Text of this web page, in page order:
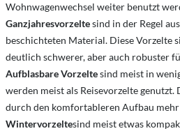
Wohnwagenwechsel weiter benutzt
Ganzjahresvorzeltesind in der Regel
beschichteten Material. Diese Vorzelte
deutlich schwerer, aber auch robuster
Aufblasbare Vorzeltesind meist in
werden meist als Reisevorzelte
durch den komfortableren Aufbau mehr
Wintervorzeltesind meist etwas